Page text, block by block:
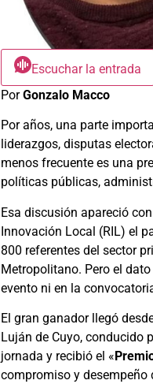
Escuchar la entrada
PorGonzalo Macco
Por años, una parte
liderazgos, disputas
menos frecuente es una
políticas públicas,
Esa discusión apareció
Innovación Local (RIL) el
800 referentes del sector
Metropolitano. Pero el
evento ni en la
El gran ganador llegó
Luján de Cuyo, conducido
jornada y recibió el «
compromiso y desempeño